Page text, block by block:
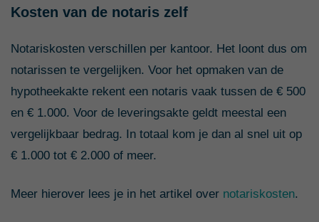
Kosten van de notaris zelf
Notariskosten verschillen per kantoor. Het loont dus om
notarissen te vergelijken. Voor het opmaken van de
hypotheekakte rekent een notaris vaak tussen de € 500
en € 1.000. Voor de leveringsakte geldt meestal een
vergelijkbaar bedrag. In totaal kom je dan al snel uit op
€ 1.000 tot € 2.000 of meer.
Meer hierover lees je in het artikel over notariskosten.